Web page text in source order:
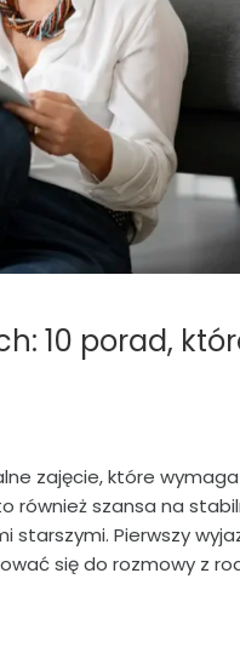
10 porad,
zajęcie, które
również szansa na
Pierwszy
się do rozmowy z